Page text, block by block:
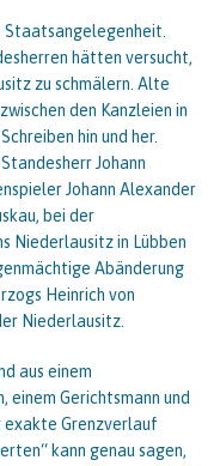
Staatsangelegenheit.
hätten versucht,
zu schmälern. Alte
den Kanzleien in
hin und her.
Johann
Johann Alexander
bei der
Niederlausitz in Lübben
Abänderung
Heinrich von
Niederlausitz.
aus einem
einem Gerichtsmann und
exakte Grenzverlauf
kann genau sagen,